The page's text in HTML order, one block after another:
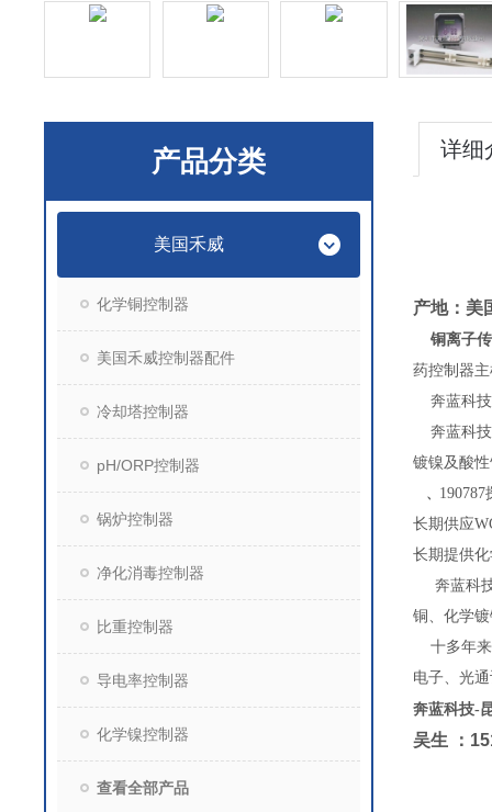
产品分类
美国禾威
化学铜控制器
美国禾威控制器配件
冷却塔控制器
pH/ORP控制器
锅炉控制器
净化消毒控制器
比重控制器
导电率控制器
化学镍控制器
查看全部产品
详细
产地：
铜离子
药控制器
奔蓝科技
奔蓝科技
镀镍及酸
、
长期供应
长期提供
奔蓝科技
铜、化学
十多年来
电子、光
奔蓝科技-
吴生 ：